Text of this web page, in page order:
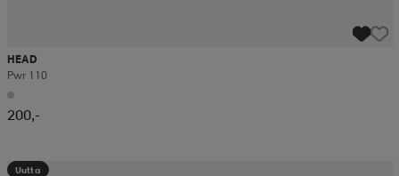
HEAD
Pwr 110
200,-
Uutta